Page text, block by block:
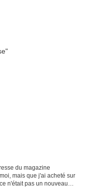
du magazine
mais que j'ai acheté sur
n'était pas un nouveau